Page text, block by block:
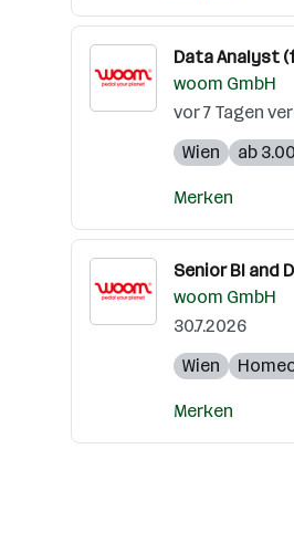
Data Analyst
woom GmbH
vor 7 Tagen
Wien
ab
Merken
Senior BI and
woom GmbH
30.7.2026
Wien
Merken